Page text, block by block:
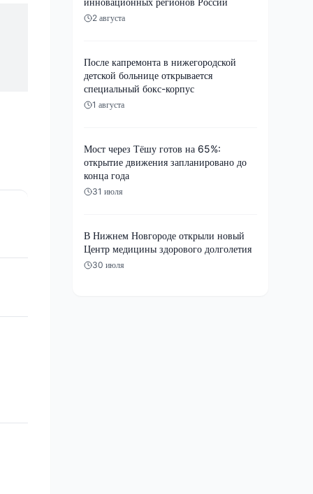
2 августа
После капремонта в нижегородской
детской больнице открывается
специальный бокс-корпус
1 августа
Мост через Тёшу готов на 65%:
открытие движения запланировано до
конца года
31 июля
В Нижнем Новгороде открыли новый
Центр медицины здорового долголетия
30 июля